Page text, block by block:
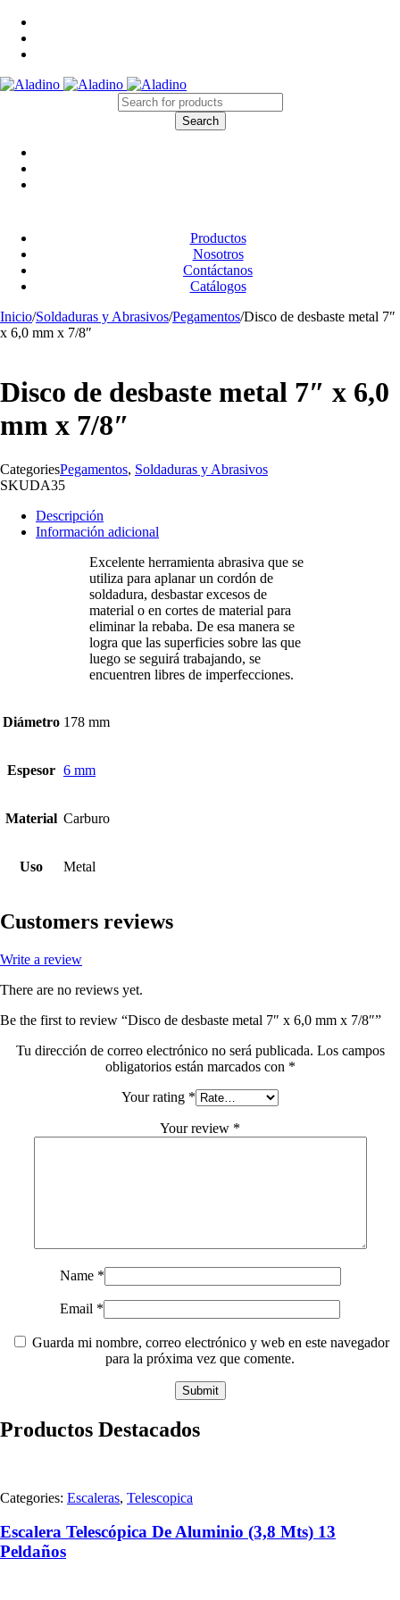
Productos
Nosotros
Contáctanos
Catálogos
Inicio/Soldaduras y Abrasivos/Pegamentos/Disco de desbaste metal 7″
x 6,0 mm x 7/8″
Disco de desbaste metal 7″ x 6,0
mm x 7/8″
CategoriesPegamentos, Soldaduras y Abrasivos
SKUDA35
Descripción
Información adicional
Excelente herramienta abrasiva que se
utiliza para aplanar un cordón de
soldadura, desbastar excesos de
material o en cortes de material para
eliminar la rebaba. De esa manera se
logra que las superficies sobre las que
luego se seguirá trabajando, se
encuentren libres de imperfecciones.
Diámetro 178 mm
Espesor 6 mm
Material Carburo
Uso Metal
Customers reviews
Write a review
There are no reviews yet.
Be the first to review “Disco de desbaste metal 7″ x 6,0 mm x 7/8″”
Tu dirección de correo electrónico no será publicada. Los campos
obligatorios están marcados con *
Your rating *
Your review *
Name *
Email *
Guarda mi nombre, correo electrónico y web en este navegador
para la próxima vez que comente.
Productos Destacados
Categories: Escaleras, Telescopica
Escalera Telescópica De Aluminio (3,8 Mts) 13
Peldaños